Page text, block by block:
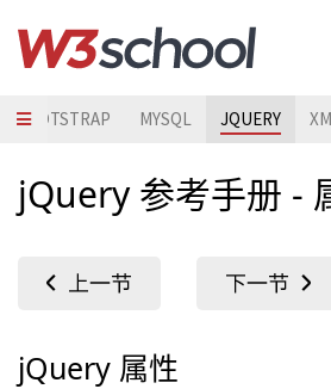
BOOTSTRAP MYSQL JQUERY
jQuery 参考手册 -
jQuery 属性